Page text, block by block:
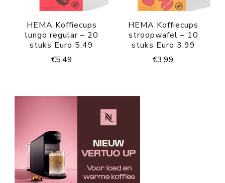
HEMA Koffiecups
lungo regular – 20
stuks Euro 5.49
€5.49
HEMA Koffiecups
stroopwafel – 10
stuks Euro 3.99
€3.99